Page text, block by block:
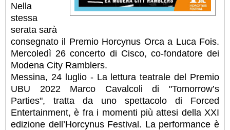
Nella
stessa
serata sarà
consegnato il Premio Horcynus Orca a Luca Fois.
Mercoledì 26 concerto di Cisco, co-fondatore dei
Modena City Ramblers.
Messina, 24 luglio - La lettura teatrale del Premio
UBU 2022 Marco Cavalcoli di "Tomorrow’s
Parties", tratta da uno spettacolo di Forced
Entertainment, è fra i momenti più attesi della XXI
edizione dell’Horcynus Festival. La performance è